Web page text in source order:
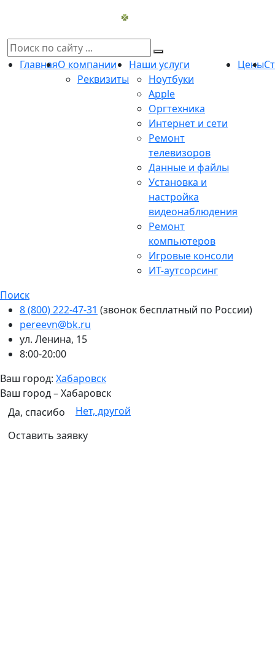
ГлавнаяО компании
Реквизиты
Наши услуги
Ноутбуки
Apple
Оргтехника
Интернет и сети
Ремонт
телевизоров
Данные и файлы
Установка и
настройка
видеонаблюдения
Ремонт
компьютеров
Игровые консоли
ИТ-аутсорсинг
Цены
Поиск
8 (800) 222-47-31 (звонок бесплатный по России)
pereevn@bk.ru
ул. Ленина, 15
8:00-20:00
Ваш город: Хабаровск
Ваш город –Хабаровск
Да, спасибо
Нет, другой
Оставить заявку